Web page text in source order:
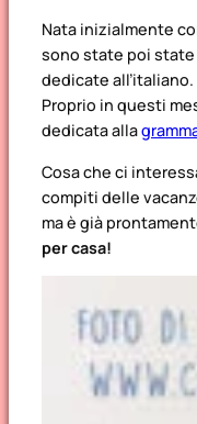
Nata inizialmente
sono state poi
dedicate all’italiano.
Proprio in questi
dedicata alla
Cosa che ci
compiti delle
ma è già
per casa!